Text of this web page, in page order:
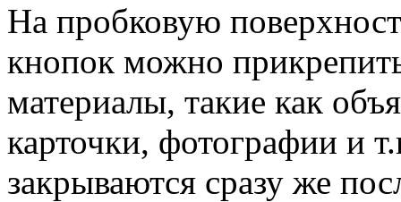
На пробковую
кнопок можно
материалы, такие как
карточки, фотографии и
закрываются сразу же